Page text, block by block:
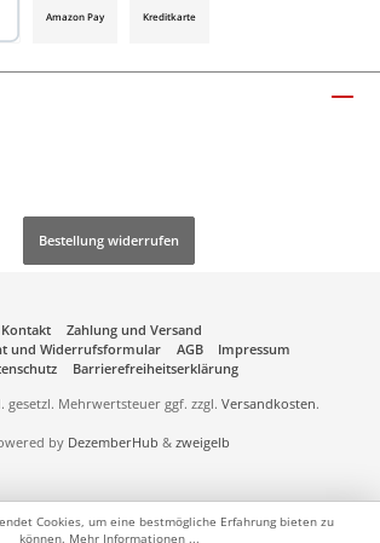
Amazon Pay Kreditkarte
Bestellung widerrufen
Kontakt
Zahlung und Versand
und Widerrufsformular
AGB
Impressum
Barrierefreiheitserklärung
gesetzl. Mehrwertsteuer ggf. zzgl. Versandkosten.
by DezemberHub & zweigelb
Cookies, um eine bestmögliche Erfahrung bieten zu
können. Mehr Informationen ...